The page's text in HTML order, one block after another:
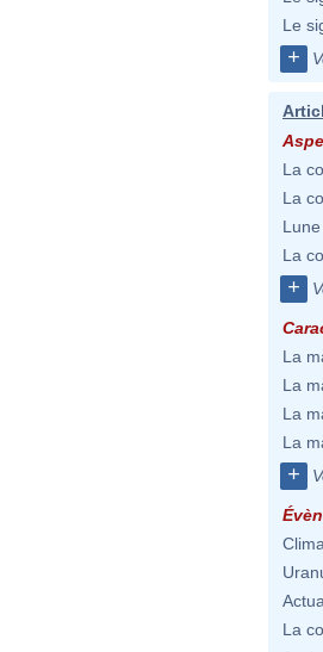
Le
+
La
La
La
+
La
La
La
La
+
La